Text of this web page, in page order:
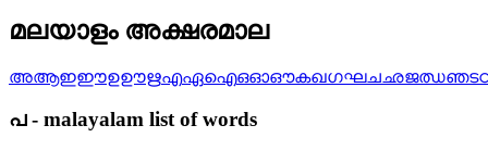
മലയാളം അക്ഷരമാല
അആഇഈഉഊഋഎഏഐഒഓഔകഖഗഘചഛജഝഞട
പ- malayalam list of words